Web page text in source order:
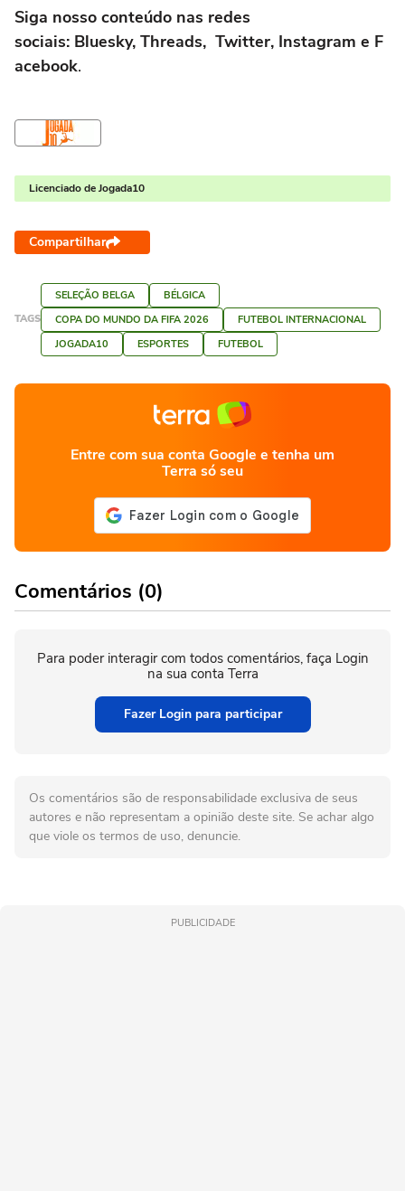
Siga nosso conteúdo nas redes
sociais: Bluesky, Threads, Twitter, Instagram e F
acebook.
Licenciado de Jogada10
Compartilhar
TAGS
SELEÇÃO BELGA
BÉLGICA
COPA DO MUNDO DA FIFA 2026
FUTEBOL INTERNACIONAL
JOGADA10
ESPORTES FUTEBOL
Entre com sua conta Google e tenha um
Terra só seu
Comentários (0)
Para poder interagir com todos comentários, faça Login
na sua conta Terra
Fazer Login para participar
Os comentários são de responsabilidade exclusiva de seus
autores e não representam a opinião deste site. Se achar algo
que viole os termos de uso, denuncie.
PUBLICIDADE